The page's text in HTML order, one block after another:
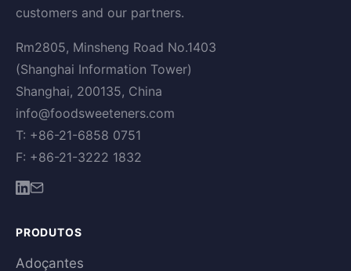
customers and our partners.
Rm2805, Minsheng Road No.1403
(Shanghai Information Tower)
Shanghai, 200135, China
info@foodsweeteners.com
T: +86-21-6858 0751
F: +86-21-3222 1832
PRODUTOS
Adoçantes